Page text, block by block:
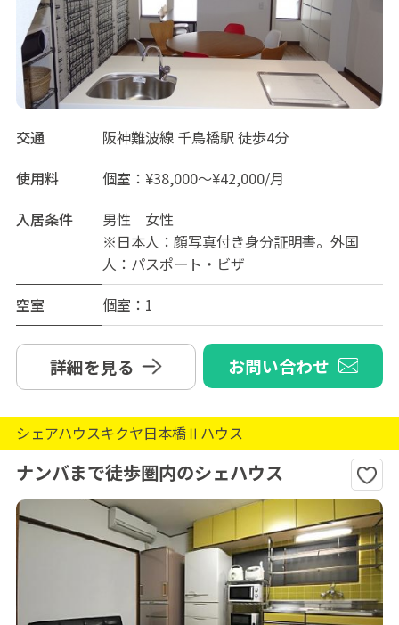
交通
阪神難波線 千鳥橋駅 徒歩4分
使用料
個室：¥38,000～¥42,000/月
入居条件
男性 女性
※日本人：顔写真付き身分証明書。外国
人：パスポート・ビザ
空室
個室：1
詳細を見る お問い合わせ
シェアハウスキクヤ日本橋Ⅱハウス
ナンバまで徒歩圏内のシェハウス